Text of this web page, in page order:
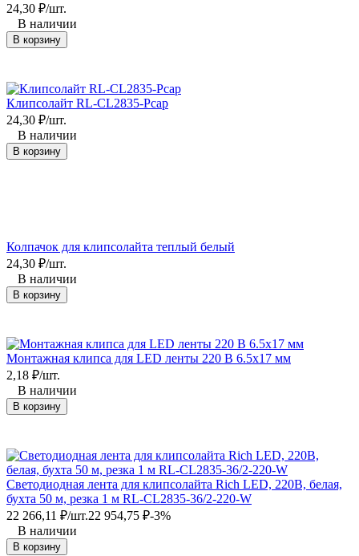
24,30 ₽/шт.
В наличии
В корзину
Клипсолайт RL-CL2835-Pcap
24,30 ₽/шт.
В наличии
В корзину
Колпачок для клипсолайта теплый белый
24,30 ₽/шт.
В наличии
В корзину
Монтажная клипса для LED ленты 220 В 6.5x17 мм
2,18 ₽/шт.
В наличии
В корзину
Светодиодная лента для клипсолайта Rich LED, 220В, белая,
бухта 50 м, резка 1 м RL-CL2835-36/2-220-W
22 266,11 ₽/шт.22 954,75 ₽-3%
В наличии
В корзину